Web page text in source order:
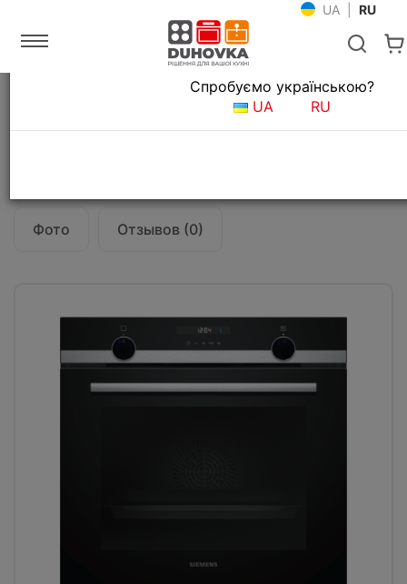
UA RU
Встраиваемая техника Духовые шкафы
Духовой шкаф Siemens HB537A2S00
Фото Отзывов (0)
Язык магазина
Спробуємо українською?
UA
RU